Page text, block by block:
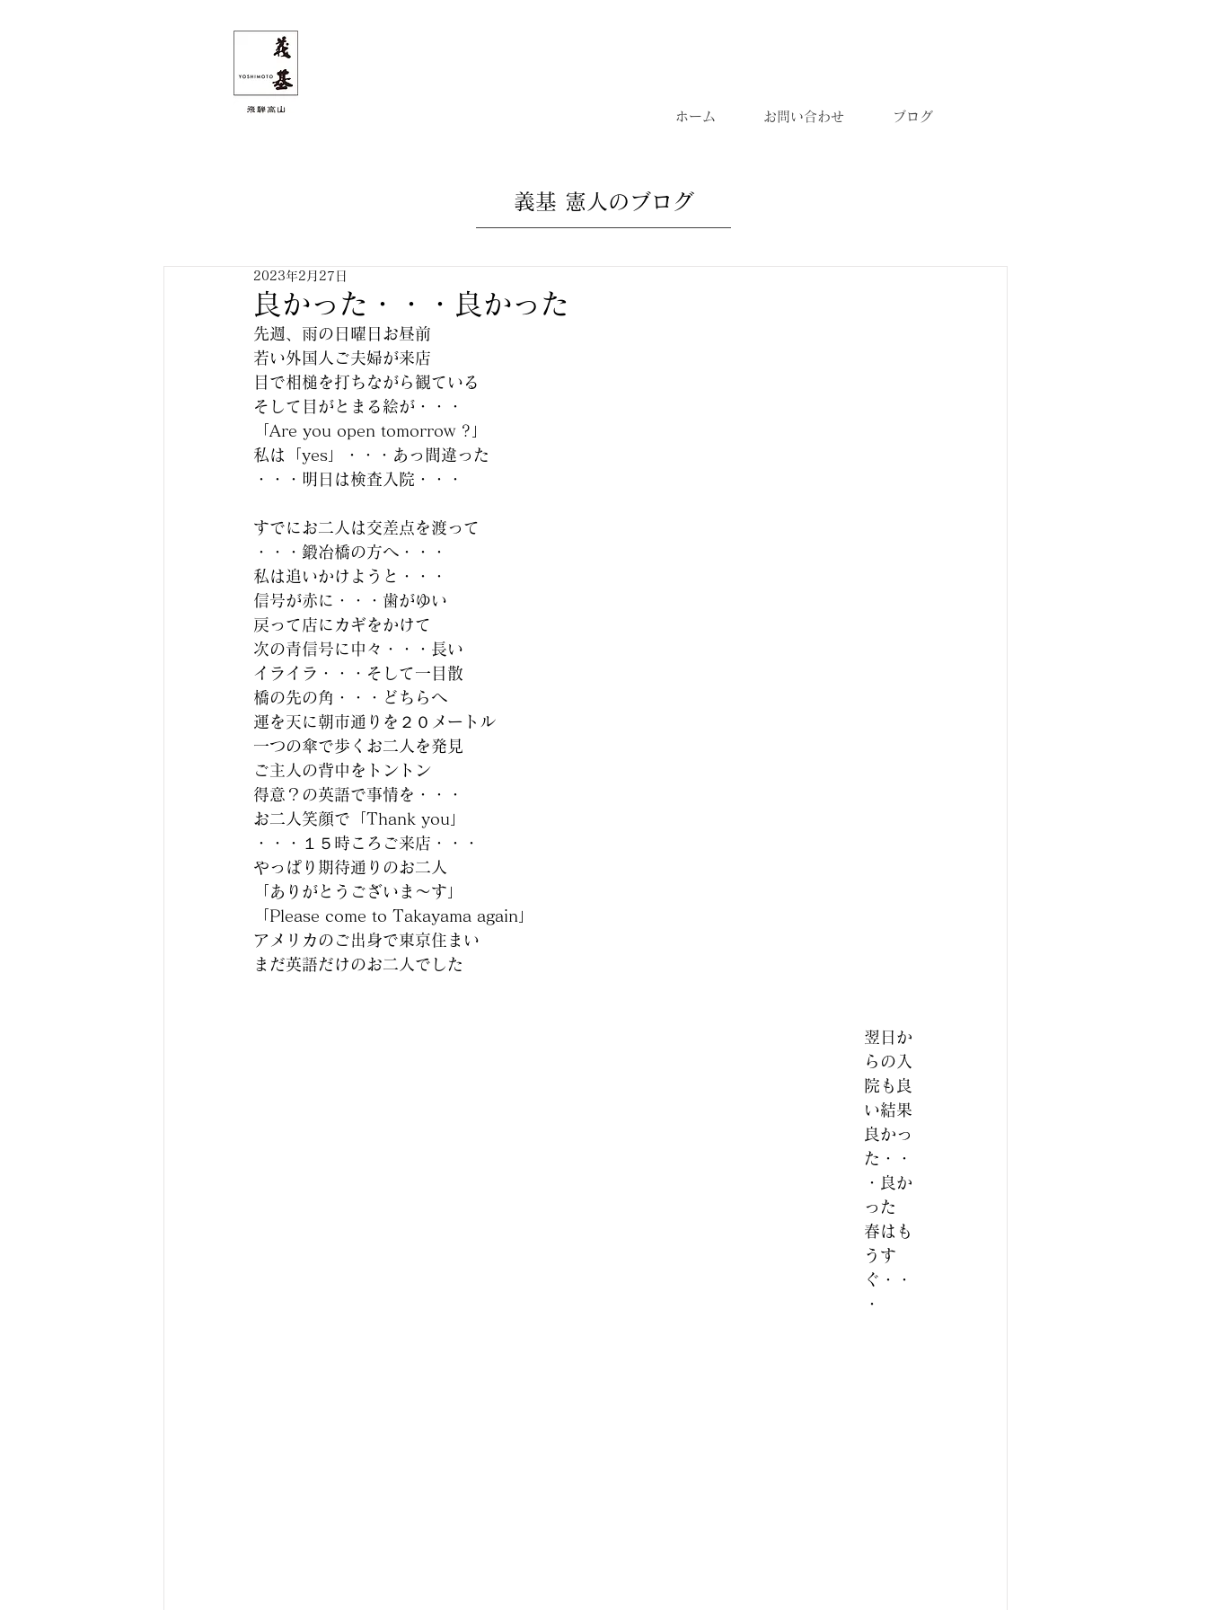
ホーム お問い合わせ ブログ
義基 憲人のブログ
良かった・・・良かった
2023年2月27日
先週、雨の日曜日お昼前
若い外国人ご夫婦が来店
目で相槌を打ちながら観ている
そして目がとまる絵が・・・
「Are you open tomorrow ?」
私は「yes」・・・あっ間違った
・・・明日は検査入院・・・
すでにお二人は交差点を渡って
・・・鍛冶橋の方へ・・・
私は追いかけようと・・・
信号が赤に・・・歯がゆい
戻って店にカギをかけて
次の青信号に中々・・・長い
イライラ・・・そして一目散
橋の先の角・・・どちらへ
運を天に朝市通りを２０メートル
一つの傘で歩くお二人を発見
ご主人の背中をトントン
得意？の英語で事情を・・・
お二人笑顔で「Thank you」
・・・１５時ころご来店・・・
やっぱり期待通りのお二人
「ありがとうございま～す」
「Please come to Takayama again」
アメリカのご出身で東京住まい
まだ英語だけのお二人でした
翌日か
らの入
院も良
い結果
良かっ
た・・
・良か
った
春はも
うす
ぐ・・
・